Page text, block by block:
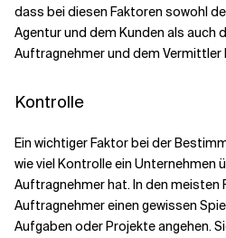
dass bei diesen Faktoren sowohl
Agentur und dem Kunden als auch
Auftragnehmer und dem
Kontrolle
Ein wichtiger Faktor bei der
wie viel Kontrolle ein Unternehmen
Auftragnehmer hat. In den meisten
Auftragnehmer einen gewissen
Aufgaben oder Projekte angehen.